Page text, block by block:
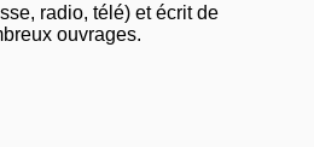
radio, télé) et écrit de
ouvrages.